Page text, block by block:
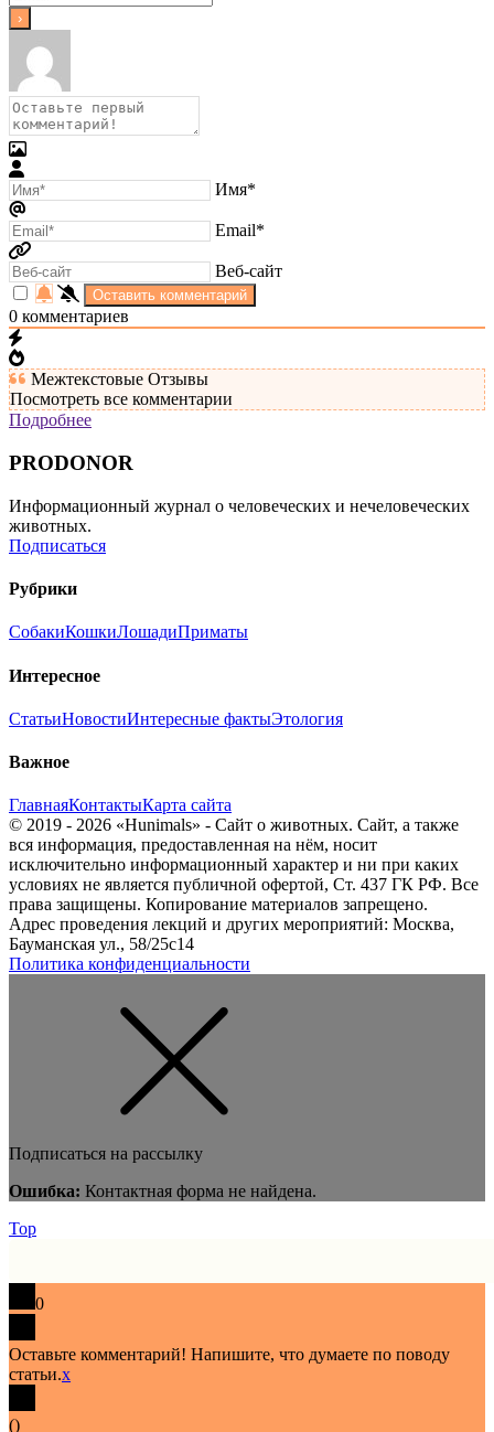
Имя*
Email*
Веб-сайт
0 комментариев
Межтекстовые Отзывы
Посмотреть все комментарии
Подробнее
PRODONOR
Информационный журнал о человеческих и нечеловеческих
животных.
Подписаться
Рубрики
СобакиКошкиЛошадиПриматы
Интересное
СтатьиНовостиИнтересные фактыЭтология
Важное
ГлавнаяКонтактыКарта сайта
© 2019 - 2026 «Hunimals» - Сайт о животных. Сайт, а также
вся информация, предоставленная на нём, носит
исключительно информационный характер и ни при каких
условиях не является публичной офертой, Ст. 437 ГК РФ. Все
права защищены. Копирование материалов запрещено.
Адрес проведения лекций и других мероприятий: Москва,
Бауманская ул., 58/25с14
Политика конфиденциальности
Подписаться на рассылку
Ошибка: Контактная форма не найдена.
Top
0
Оставьте комментарий! Напишите, что думаете по поводу
статьи.x
()